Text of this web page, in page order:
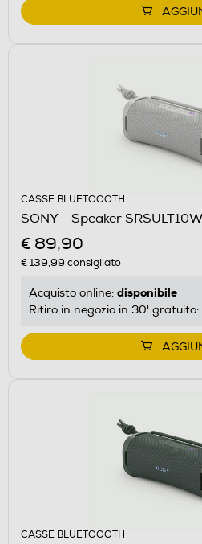
CASSE BLUETOOOTH
SONY - Speaker
€ 89,90
€ 139,99 consigliato
Acquisto online: disponibile
Ritiro in negozio in 30' gratuito:
CASSE BLUETOOOTH